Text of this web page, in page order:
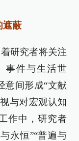
遮蔽
研究者将关注
事件与生活世
意间形成“文献
与对宏观认知
作中，研究者
永恒”“普遍与